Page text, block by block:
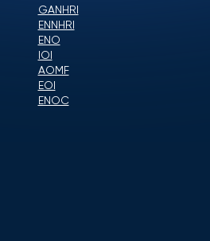
GANHRI
ENNHRI
ENO
IOI
AOMF
EOI
ENOC